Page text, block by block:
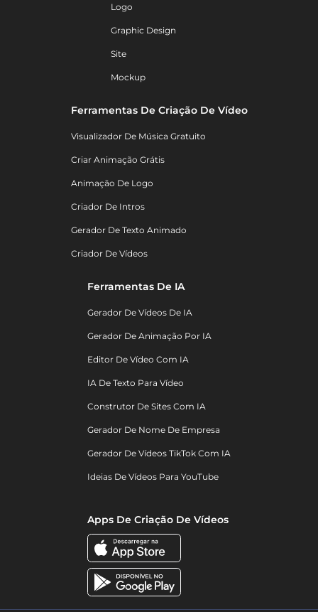
Logo
Graphic Design
Site
Mockup
Ferramentas De Criação De Vídeo
Visualizador De Música Gratuito
Criar Animação Grátis
Animação De Logo
Criador De Intros
Gerador De Texto Animado
Criador De Vídeos
Ferramentas De IA
Gerador De Vídeos De IA
Gerador De Animação Por IA
Editor De Vídeo Com IA
IA De Texto Para Vídeo
Construtor De Sites Com IA
Gerador De Nome De Empresa
Gerador De Vídeos TikTok Com IA
Ideias De Vídeos Para YouTube
Apps De Criação De Vídeos